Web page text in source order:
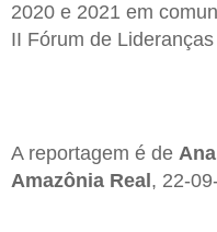
2020 e 2021 em
II Fórum de
A reportagem é de
Amazônia Real, 22-